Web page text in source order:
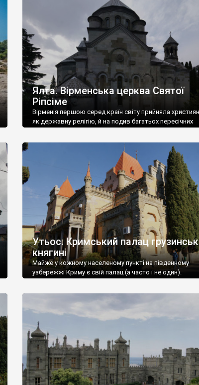
називаються «повстяками» (postaki)…” “Вино. Крим
виробляє відмінне вино і його вдосталь: воно все
легке біле і дуже […]
Ялта. Вірменська церква Святої
Ріпсіме
Вірменія першою серед країн світу прийняла
як державну релігію, й на подив багатьох пересічних
Утьос. Кримський палац
княгині
Майже у кожному населеному пункті на південному
узбережжі Криму є свій палац (а часто і не один).